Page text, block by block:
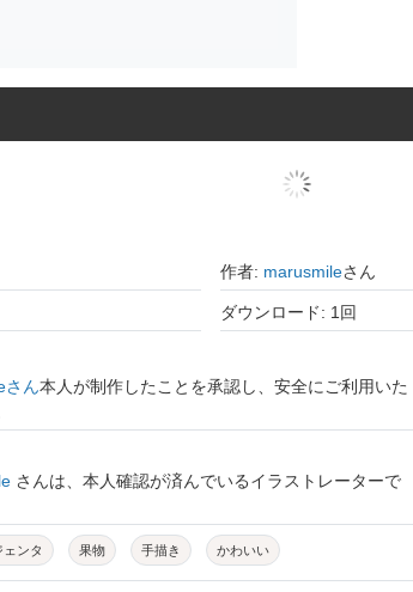
作者: marusmileさん
ダウンロード: 1回
さん本人が制作したことを承認し、安全にご利用いた
さんは、本人確認が済んでいるイラストレーターで
ェンタ 果物 手描き かわいい